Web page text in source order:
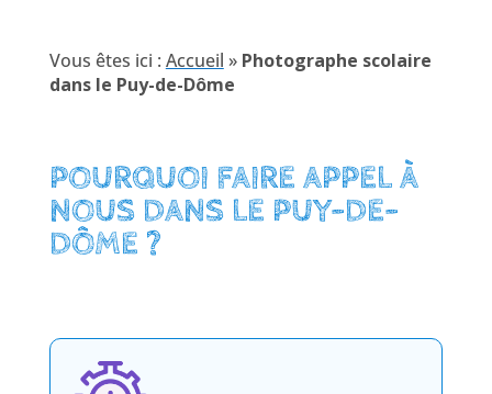
Vous êtes ici : Accueil » Photographe scolaire
dans le Puy-de-Dôme
POURQUOI FAIRE APPEL À
NOUS DANS LE PUY-DE-
DÔME ?